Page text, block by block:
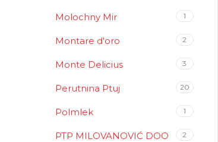
Molochny Mir 1
Montare d'oro 2
Monte Delicius 3
Perutnina Ptuj 20
Polmlek 1
PTP MILOVANOVIĆ DOO 2